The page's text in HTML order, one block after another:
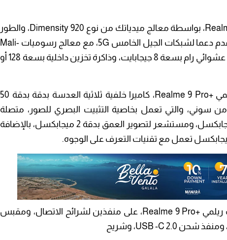
وسيعمل هاتف ريلمي +Realme 9 Pro، بواسطة معالج ميدياتك من نوع Dimensity 920، والطور
بدقة تصنيع 6 نانومتر، والذي سيقدم دعما لشبكات الجيل الخامس 5G، مع معالج رسوميات Mali-
G68 MC4، ويقترن بذاكرة وصول عشوائي رام بسعة 8 جيجابايت، وذاكرة تخزين داخلية بسعة 128 أو
ومن المتوقع أن يقدم هاتف ريلمي +Realme 9 Pro، كاميرا خلفية ثلاثية العدسة بدقة بدقة 50
ميجابكسل بمستشعر IMX766 من سوني، والتي تعمل بخاصية التثبيت البصري للصور، متصلة
بعدسة واسعة الزاوية بدقة 8 ميجابكسل، ومستشعر لتصوير العمق بدقة 2 ميجابكسل، بالإضافة
وستشمل الميزات الأخرى بهاتف ريلمي +Realme 9 Pro، على منفذين لشرائح الاتصال، ومقبس